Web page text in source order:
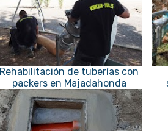
Rehabilitación de tuberías con
packers en Majadahonda